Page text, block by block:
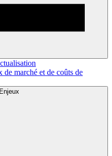
marché et de coûts de
Enjeux